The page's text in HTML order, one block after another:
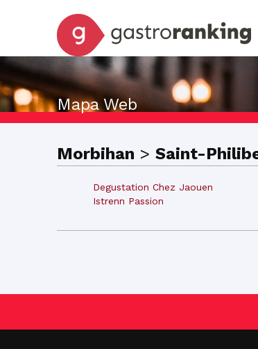
Mapa Web
Morbihan > Saint-
Degustation Chez Jaouen
Istrenn Passion